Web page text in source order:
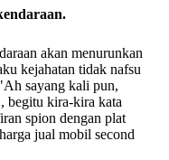
akan menurunkan
kejahatan tidak nafsu
sayang kali pun,
begitu kira-kira kata
spion dengan plat
jual mobil second